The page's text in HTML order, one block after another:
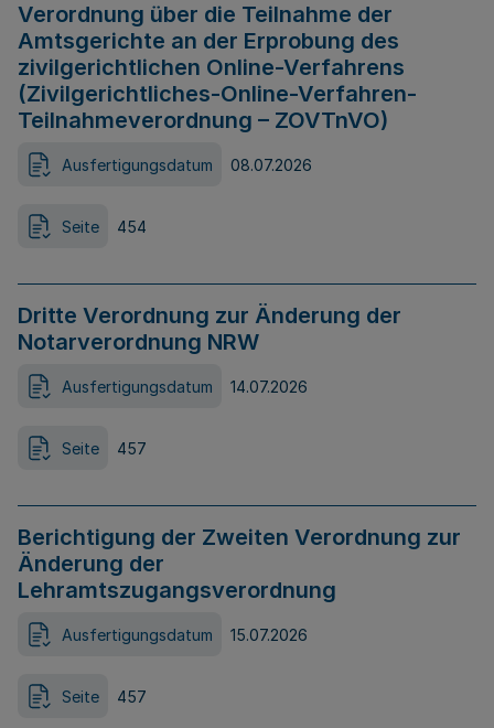
Verordnung über die Teilnahme der
Amtsgerichte an der Erprobung des
zivilgerichtlichen Online-Verfahrens
(Zivilgerichtliches-Online-Verfahren-
Teilnahmeverordnung – ZOVTnVO)
Ausfertigungsdatum 08.07.2026
Seite 454
Dritte Verordnung zur Änderung der
Notarverordnung NRW
Ausfertigungsdatum 14.07.2026
Seite 457
Berichtigung der Zweiten Verordnung zur
Änderung der
Lehramtszugangsverordnung
Ausfertigungsdatum 15.07.2026
Seite 457